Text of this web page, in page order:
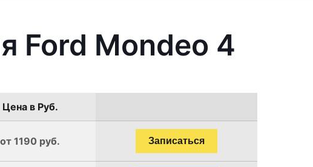
Ford Mondeo 4
Цена в Руб.
от 1190 руб. Записаться